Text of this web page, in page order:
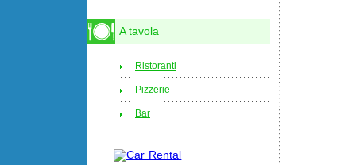
A tavola
Ristoranti
Pizzerie
Bar